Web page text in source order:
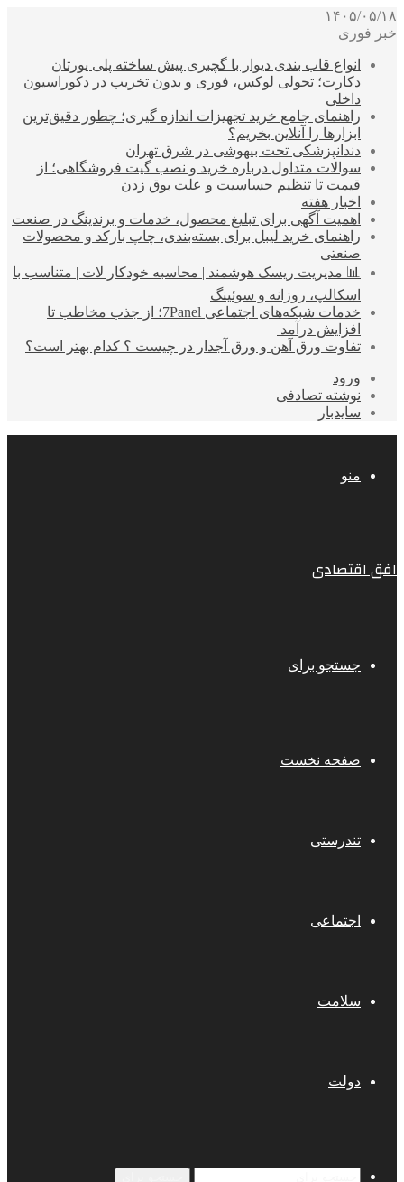
۱۴۰۵/۰۵/۱۸
خبر فوری
انواع قاب بندی دیوار با گچبری پیش ساخته پلی یورتان
دکارت؛ تحولی لوکس، فوری و بدون تخریب در دکوراسیون
داخلی
راهنمای جامع خرید تجهیزات اندازه گیری؛ چطور دقیق‌ترین
ابزارها را آنلاین بخریم؟
دندانپزشکی تحت بیهوشی در شرق تهران
سوالات متداول درباره خرید و نصب گیت فروشگاهی؛ از
قیمت تا تنظیم حساسیت و علت بوق زدن
اخبار هفته
اهمیت آگهی برای تبلیغ محصول، خدمات و برندینگ در صنعت
راهنمای خرید لیبل برای بسته‌بندی، چاپ بارکد و محصولات
صنعتی
📊 مدیریت ریسک هوشمند | محاسبه خودکار لات | متناسب با
اسکالپ، روزانه و سوئینگ
خدمات شبکه‌های اجتماعی 7Panel؛ از جذب مخاطب تا
افزایش درآمد
تفاوت ورق آهن و ورق آجدار در چیست ؟ کدام بهتر است؟
ورود
نوشته تصادفی
سایدبار
منو
افق اقتصادی
جستجو برای
صفحه نخست
تندرستی
اجتماعی
سلامت
دولت